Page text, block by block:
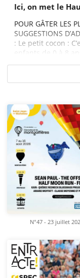
Ici, on met le
POUR GÂTER LES
SUGGESTIONS
: Le petit cocon :
enfants de 0 à 8
N°47 - 23 juillet